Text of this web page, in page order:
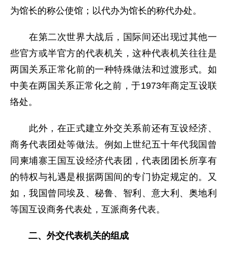
为馆长的称公使馆；以代办为馆长的称代办处。
在第二次世界大战后，国际间还出现过其他一
些官方或半官方的代表机关，这种代表机关往往是
两国关系正常化前的一种特殊做法和过渡形式。如
中美在两国关系正常化之前，于1973年商定互设联
络处。
此外，在正式建立外交关系前还有互设经济、
商务代表团处等做法。例如上世纪五十年代我国曾
同柬埔寨王国互设经济代表团，代表团团长所享有
的特权与礼遇是根据两国间的专门协定规定的。又
如，我国曾同埃及、秘鲁、智利、意大利、奥地利
等国互设商务代表处，互派商务代表。
二、外交代表机关的组成